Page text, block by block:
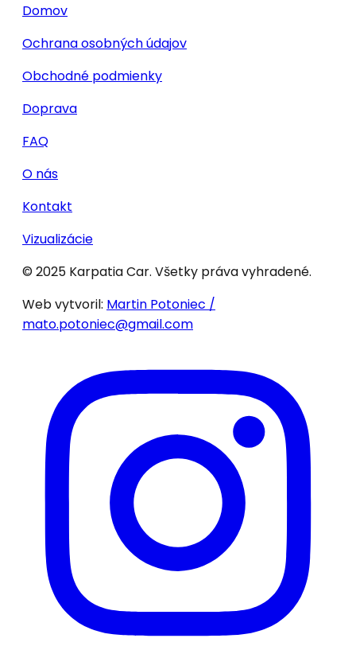
Domov
Ochrana osobných údajov
Obchodné podmienky
Doprava
FAQ
O nás
Kontakt
Vizualizácie
© 2025 Karpatia Car. Všetky práva vyhradené.
Web vytvoril: Martin Potoniec /
mato.potoniec@gmail.com